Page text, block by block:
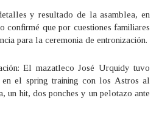
y resultado de la asamblea, en
confirmé que por cuestiones familiares
para la ceremonia de entronización.
El mazatleco José Urquidy tuvo
en el spring training con los Astros al
un hit, dos ponches y un pelotazo ante